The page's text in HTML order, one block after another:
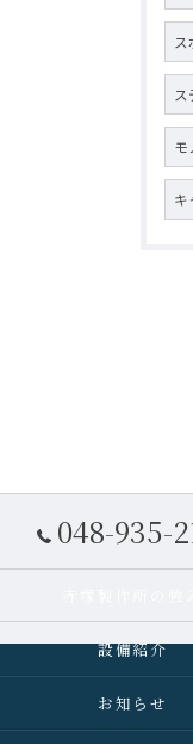
ス
ス
モ
キ
048-935-
設備紹介
お知らせ